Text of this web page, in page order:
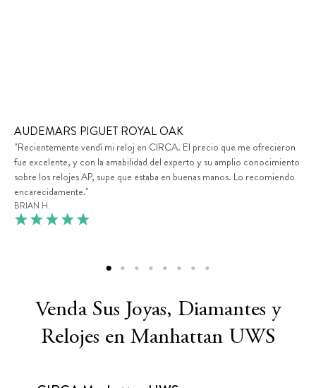
AUDEMARS PIGUET ROYAL OAK
"Recientemente vendí mi reloj en CIRCA. El precio que me ofrecieron
fue excelente, y con la amabilidad del experto y su amplio conocimiento
sobre los relojes AP, supe que estaba en buenas manos. Lo recomiendo
encarecidamente."
BRIAN H.
Venda Sus Joyas, Diamantes y
Relojes en Manhattan UWS